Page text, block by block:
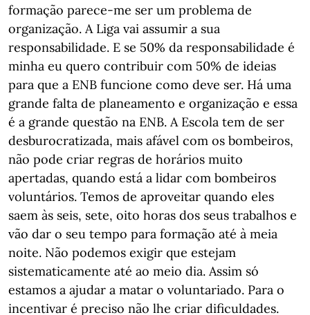
formação parece-me ser um problema de
organização. A Liga vai assumir a sua
responsabilidade. E se 50% da responsabilidade é
minha eu quero contribuir com 50% de ideias
para que a ENB funcione como deve ser. Há uma
grande falta de planeamento e organização e essa
é a grande questão na ENB. A Escola tem de ser
desburocratizada, mais afável com os bombeiros,
não pode criar regras de horários muito
apertadas, quando está a lidar com bombeiros
voluntários. Temos de aproveitar quando eles
saem às seis, sete, oito horas dos seus trabalhos e
vão dar o seu tempo para formação até à meia
noite. Não podemos exigir que estejam
sistematicamente até ao meio dia. Assim só
estamos a ajudar a matar o voluntariado. Para o
incentivar é preciso não lhe criar dificuldades.